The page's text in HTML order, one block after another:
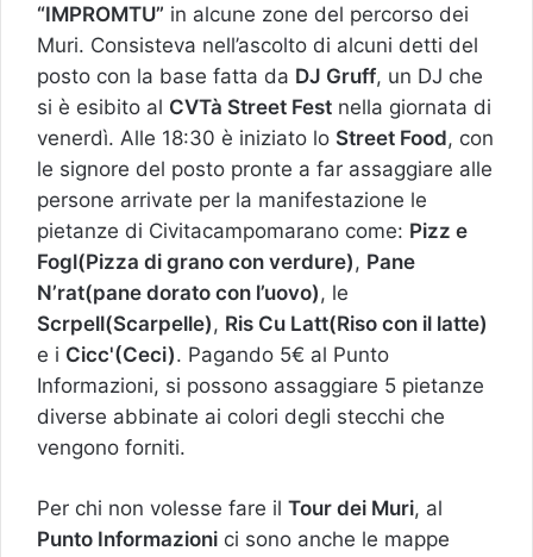
“IMPROMTU” in alcune zone del percorso dei
Muri. Consisteva nell’ascolto di alcuni detti del
posto con la base fatta da DJ Gruff, un DJ che
si è esibito al CVTà Street Fest nella giornata di
venerdì. Alle 18:30 è iniziato lo Street Food, con
le signore del posto pronte a far assaggiare alle
persone arrivate per la manifestazione le
pietanze di Civitacampomarano come: Pizz e
Fogl(Pizza di grano con verdure), Pane
N’rat(pane dorato con l’uovo), le
Scrpell(Scarpelle), Ris Cu Latt(Riso con il latte)
e i Cicc'(Ceci). Pagando 5€ al Punto
Informazioni, si possono assaggiare 5 pietanze
diverse abbinate ai colori degli stecchi che
vengono forniti.
Per chi non volesse fare il Tour dei Muri, al
Punto Informazioni ci sono anche le mappe